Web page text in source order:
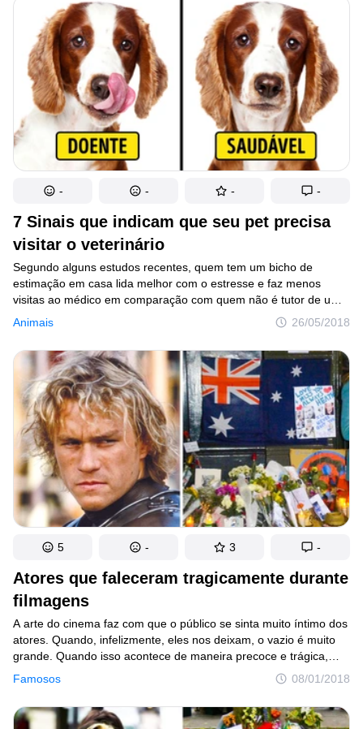
cama, ainda mais em um dia de frio (pobrezinho!), mas também
sabemos que é preciso cuidar da saúde, e por isso decidimos
abordar este tema.
7 Sinais que indicam que seu pet precisa
visitar o veterinário
Animais 26/05/2018
Segundo alguns estudos recentes, quem tem um bicho de
estimação em casa lida melhor com o estresse e faz menos
visitas ao médico em comparação com quem não é tutor de um
bichinho. Contudo, às vezes nossos amigos precisam do nosso
apoio, principalmente diante de algum problema de saúde. Para
manter seu pet são e salvo, é preciso prestar atenção até às
menores alterações no comportamento, tomando as medidas
necessárias a tempo.
- - - -
Atores que faleceram tragicamente durante
filmagens
Famosos 08/01/2018
A arte do cinema faz com que o público se sinta muito íntimo dos
atores. Quando, infelizmente, eles nos deixam, o vazio é muito
grande. Quando isso acontece de maneira precoce e trágica,
o vazio é ainda maior. Juntamos algumas histórias tristes sobre
as estrelas do cinema que nos deixaram cedo demais. Ao final
do post, preparamos a história de um ator muito jovem que atuou
em um filme que permanecerá para sempre em nossos
5 - 3 -